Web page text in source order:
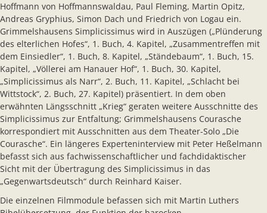
Hoffmann von Hoffmannswaldau, Paul Fleming, Martin Opitz,
Andreas Gryphius, Simon Dach und Friedrich von Logau ein.
Grimmelshausens Simplicissimus wird in Auszügen („Plünderung
des elterlichen Hofes“, 1. Buch, 4. Kapitel, „Zusammentreffen mit
dem Einsiedler“, 1. Buch, 8. Kapitel, „Ständebaum“, 1. Buch, 15.
Kapitel, „Völlerei am Hanauer Hof“, 1. Buch, 30. Kapitel,
„Simplicissimus als Narr“, 2. Buch, 11. Kapitel, „Schlacht bei
Wittstock“, 2. Buch, 27. Kapitel) präsentiert. In dem oben
erwähnten Längsschnitt „Krieg“ geraten weitere Ausschnitte des
Simplicissimus zur Entfaltung; Grimmelshausens Courasche
korrespondiert mit Ausschnitten aus dem Theater-Solo „Die
Courasche“. Ein längeres Experteninterview mit Peter Heßelmann
befasst sich aus fachwissenschaftlicher und fachdidaktischer
Sicht mit der Übertragung des Simplicissimus in das
„Gegenwartsdeutsch“ durch Reinhard Kaiser.
Die einzelnen Filmmodule befassen sich mit Martin Luthers